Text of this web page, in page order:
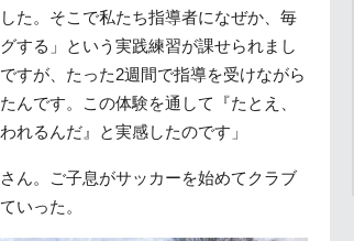
た。そこで私たち指導者になぜか、毎
する」という実践練習が課せられまし
すが、たった2週間で指導を受けながら
んです。この体験を通して『たとえ、
れるんだ』と実感したのです」
ん。ご子息がサッカーを始めてクラブ
いった。